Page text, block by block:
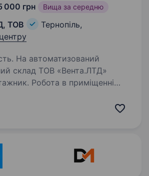
000 грн Вища за середню
ТОВ
Тернопіль,
склад ТОВ «Вента.ЛТД»
Робота в приміщенні
відпустка